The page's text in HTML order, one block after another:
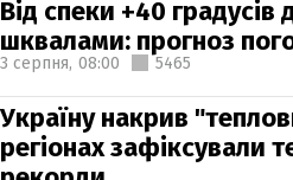
Від спеки +40 градусів
шквалами: прогноз
3 серпня, 08:00 5465
Україну накрив
регіонах зафіксували